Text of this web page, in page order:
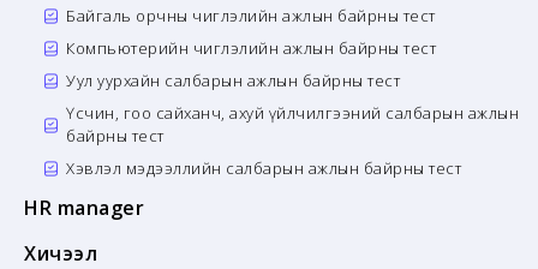
Байгаль орчны чиглэлийн ажлын байрны тест
Компьютерийн чиглэлийн ажлын байрны тест
Уул уурхайн салбарын ажлын байрны тест
Үсчин, гоо сайханч, ахуй үйлчилгээний салбарын ажлын
байрны тест
Хэвлэл мэдээллийн салбарын ажлын байрны тест
HR manager
Хичээл